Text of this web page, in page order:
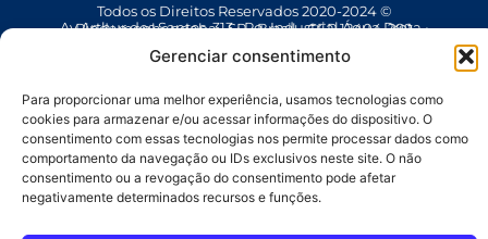
Gerenciar consentimento
Para proporcionar uma melhor experiência, usamos tecnologias como
cookies para armazenar e/ou acessar informações do dispositivo. O
consentimento com essas tecnologias nos permite processar dados como
comportamento da navegação ou IDs exclusivos neste site. O não
consentimento ou a revogação do consentimento pode afetar
negativamente determinados recursos e funções.
Todos os Direitos Reservados 2020-2024 ©
Av Arthur dos Santos, 313 • Pq. Industrial Água Preta • Pindamonhangaba • SP • Brasil • CEP 12404-289
(12) 3642 9006
• dbtec@dbtec.com.br